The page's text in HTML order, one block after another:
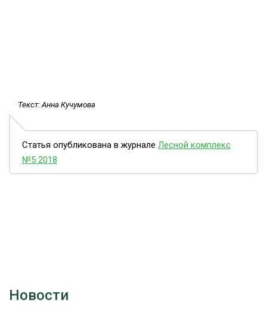
Текст: Анна Кучумова
Статья опубликована в журнале Лесной комплекс
№5 2018
Новости